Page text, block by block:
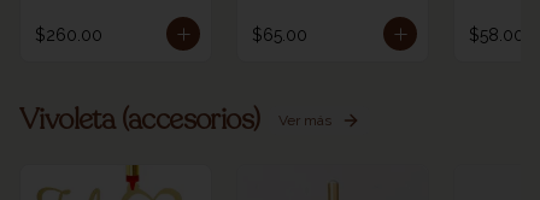
$260.00
1pz
$65.00 $58.00
Vivoleta (accesorios) Ver más